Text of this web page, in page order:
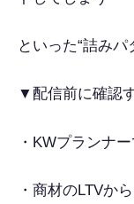
といった“詰みパ
▼配信前に確認
・KWプランナ
・商材のLTVか